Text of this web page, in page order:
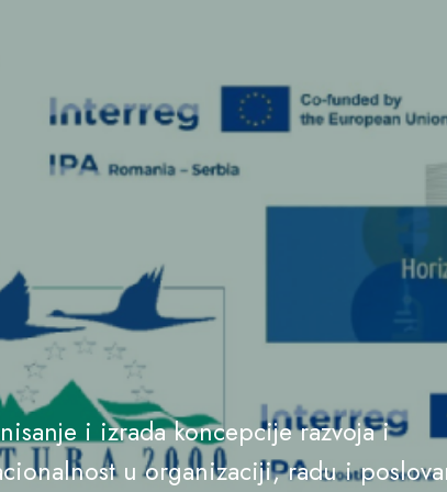
i izrada koncepcije razvoja i
u organizaciji, radu i